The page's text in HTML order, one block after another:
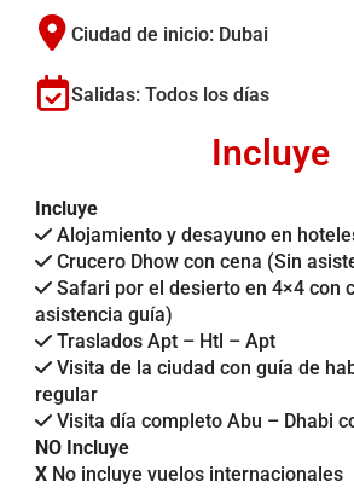
Ciudad de inicio: Dubai
Salidas: Todos los días
Incluye
Incluye
Alojamiento y desayuno en
Crucero Dhow con cena (Sin
Safari por el desierto en 4×4 con
asistencia guía)
Traslados Apt – Htl – Apt
Visita de la ciudad con guía de
regular
Visita día completo Abu – Dhabi
NO Incluye
XNo incluye vuelos internacionales